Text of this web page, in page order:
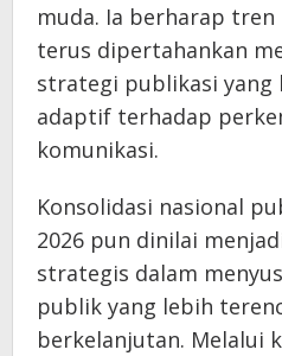
muda. Ia berharap
terus dipertahankan
strategi publikasi yang
adaptif terhadap
komunikasi.
Konsolidasi nasional
2026 pun dinilai
strategis dalam
publik yang lebih
berkelanjutan. Melalui